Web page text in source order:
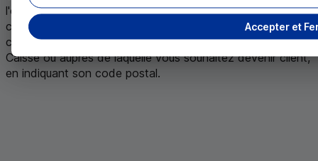
l'opération ou proposant le service/le produit. Des
conditions spécifiques peuvent être prévues dans
certaines Caisses. Voir les conditions détaillées de votre
Caisse ou auprès de laquelle vous souhaitez devenir client,
en indiquant son code postal.
Accepter et